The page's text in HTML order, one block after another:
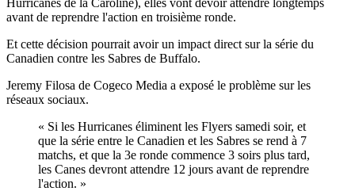
avant de reprendre l'action en troisième ronde.
Et cette décision pourrait avoir un impact direct sur la série du
Canadien contre les Sabres de Buffalo.
Jeremy Filosa de Cogeco Media a exposé le problème sur les
réseaux sociaux.
« Si les Hurricanes éliminent les Flyers samedi soir, et
que la série entre le Canadien et les Sabres se rend à 7
matchs, et que la 3e ronde commence 3 soirs plus tard,
les Canes devront attendre 12 jours avant de reprendre
l'action. »